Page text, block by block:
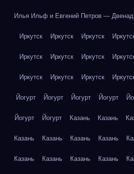
Илья Ильф и Евгений Петров —
Иркутск Иркутск Иркутск
Иркутск Иркутск Иркутск
Иркутск Иркутск Иркутск
Йогурт Йогурт Йогурт Йогурт
Йогурт Йогурт Казань Казань
Казань Казань Казань Казань
Казань Казань Казань Казань